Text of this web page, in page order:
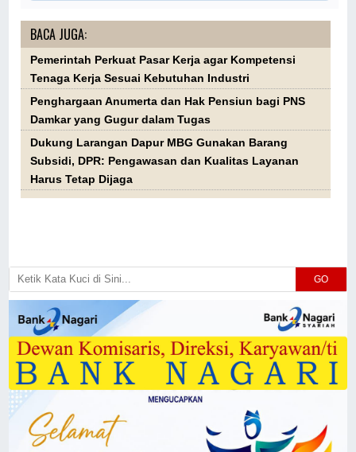
BACA JUGA:
Pemerintah Perkuat Pasar Kerja agar Kompetensi
Tenaga Kerja Sesuai Kebutuhan Industri
Penghargaan Anumerta dan Hak Pensiun bagi PNS
Damkar yang Gugur dalam Tugas
Dukung Larangan Dapur MBG Gunakan Barang
Subsidi, DPR: Pengawasan dan Kualitas Layanan
Harus Tetap Dijaga
GO